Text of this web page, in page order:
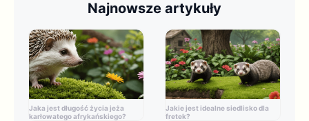
Najnowsze artykuły
Jaka jest długość życia jeża
karłowatego afrykańskiego?
Jakie jest idealne siedlisko dla
fretek?